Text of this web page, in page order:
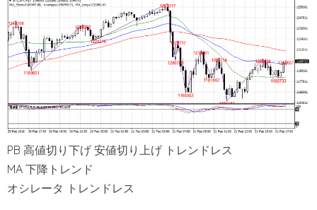
PB 高値切り下げ 安値切り上げ トレンドレス
MA 下降トレンド
オシレータ トレンドレス